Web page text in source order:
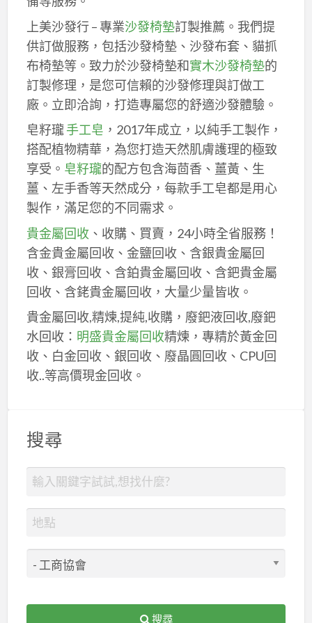
上美沙發行 – 專業沙發椅墊訂製推薦。我們提
供訂做服務，包括沙發椅墊、沙發布套、貓抓
布椅墊等。致力於沙發椅墊和實木沙發椅墊的
訂製修理，是您可信賴的沙發修理與訂做工
廠。立即洽詢，打造專屬您的舒適沙發體驗。
皂籽瓏手工皂 ，2017年成立，以純手工製作，
搭配植物精華，為您打造天然肌膚護理的極致
享受。 皂籽瓏的配方包含海茴香、薑黃、生
薑、左手香等天然成分，每款手工皂都是用心
製作，滿足您的不同需求。
貴金屬回收、收購、買賣，24小時全省服務！
含金貴金屬回收、金鹽回收、含銀貴金屬回
收、銀膏回收、含鉑貴金屬回收、含鈀貴金屬
回收、含銠貴金屬回收，大量少量皆收。
貴金屬回收,精煉,提純,收購，廢鈀液回收,廢鈀
水回收： 明盛貴金屬回收精煉，專精於黃金回
收、白金回收、銀回收、廢晶圓回收、CPU回
收..等高價現金回收。
搜尋
搜尋